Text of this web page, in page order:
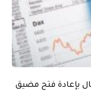
وآمال بإعادة فتح مضيق